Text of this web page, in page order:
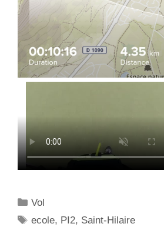
C
a
Vol
É
ecole, PI2, Saint-Hilaire